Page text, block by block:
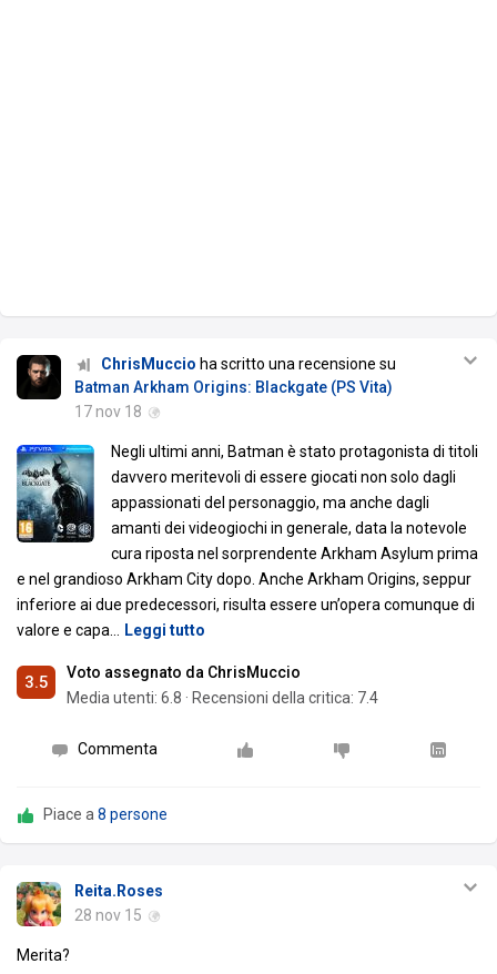
ChrisMuccio ha scritto una recensione su
Batman Arkham Origins: Blackgate (PS Vita)
17 nov 18
Negli ultimi anni, Batman è stato protagonista di titoli
davvero meritevoli di essere giocati non solo dagli
appassionati del personaggio, ma anche dagli
amanti dei videogiochi in generale, data la notevole
cura riposta nel sorprendente Arkham Asylum prima
e nel grandioso Arkham City dopo. Anche Arkham Origins, seppur
inferiore ai due predecessori, risulta essere un’opera comunque di
valore e capa… Leggi tutto
3.5
Voto assegnato da ChrisMuccio
Media utenti: 6.8 · Recensioni della critica: 7.4
Commenta
Piace a8 persone
Reita.Roses
28 nov 15
Merita?